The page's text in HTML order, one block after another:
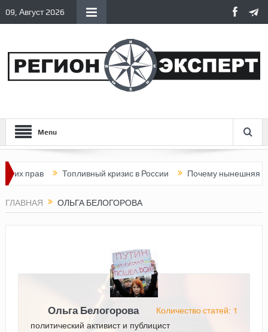
09, Август 2026
Menu
прав Топливный кризис в России Почему нынешняя
ГЛАВНАЯ ОЛЬГА БЕЛОГОРОВА
Ольга Белогорова Количество статей: 1
политический активист и публицист